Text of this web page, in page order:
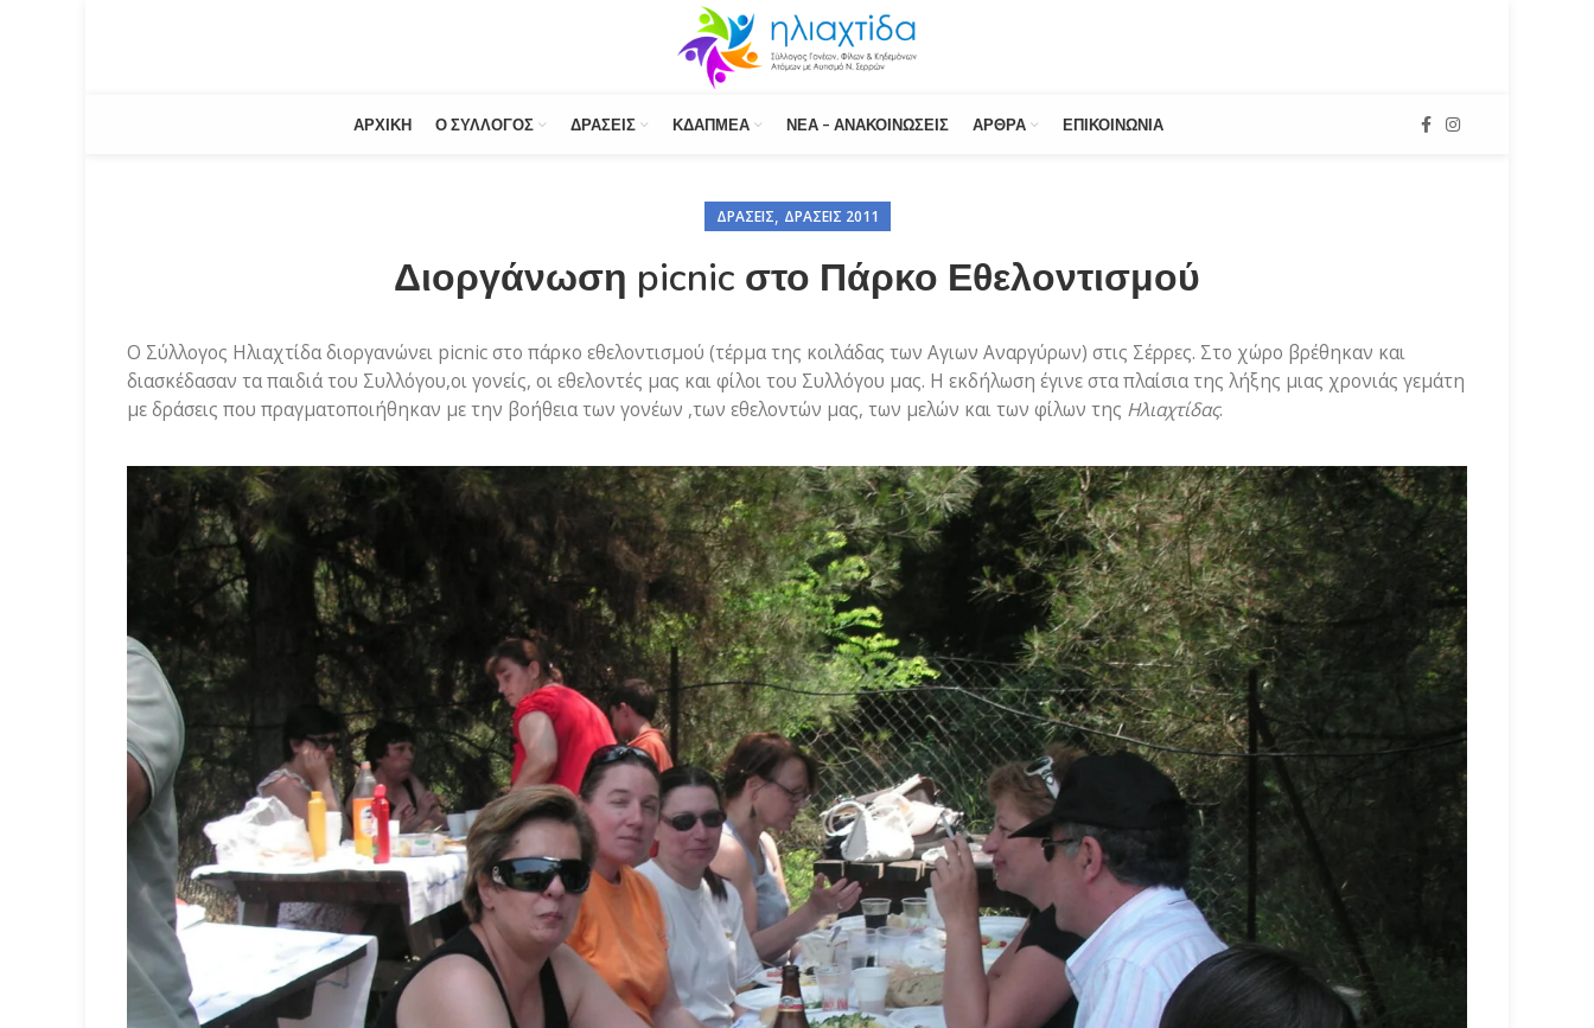
ΑΡΧΙΚΉ Ο ΣΎΛΛΟΓΟΣ ΔΡΆΣΕΙΣ ΚΔΑΠΜΕΑ ΝΈΑ – ΑΝΑΚΟΙΝΏΣΕΙΣ ΆΡΘΡΑ ΕΠΙΚΟΙΝΩΝΊΑ
ΔΡΆΣΕΙΣ, ΔΡΆΣΕΙΣ 2011
Διοργάνωση picnic στο Πάρκο Εθελοντισμού
Ο Σύλλογος Ηλιαχτίδα διοργανώνει picnic στο πάρκο εθελοντισμού (τέρμα της κοιλάδας των Αγιων Αναργύρων) στις Σέρρες. Στο χώρο βρέθηκαν και
διασκέδασαν τα παιδιά του Συλλόγου,οι γονείς, οι εθελοντές μας και φίλοι του Συλλόγου μας. Η εκδήλωση έγινε στα πλαίσια της λήξης μιας χρονιάς γεμάτη
με δράσεις που πραγματοποιήθηκαν με την βοήθεια των γονέων ,των εθελοντών μας, των μελών και των φίλων της Ηλιαχτίδας.